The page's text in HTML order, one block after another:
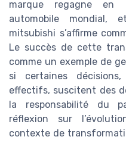
marque regagne en
automobile mondial,
mitsubishi s’affirme
Le succès de cette
comme un exemple de
si certaines
effectifs, suscitent des
la responsabilité du
réflexion sur
contexte de